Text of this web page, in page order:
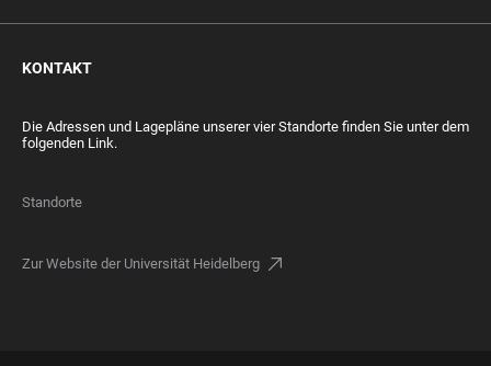
KONTAKT
Die Adressen und Lagepläne unserer vier Standorte finden Sie unter dem
folgenden Link.
Standorte
Zur Website der Universität Heidelberg